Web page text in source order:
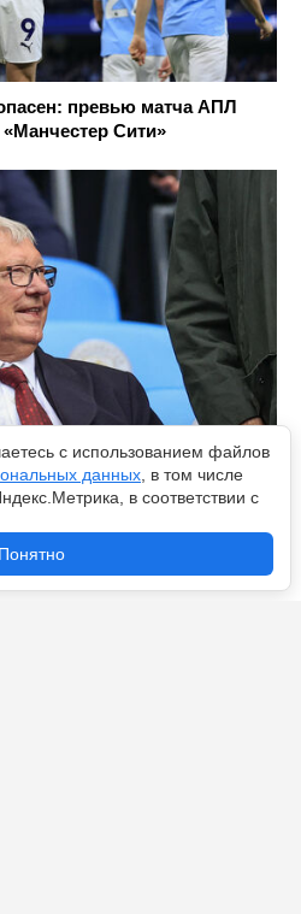
превью матча АПЛ
Сити»
уходил на пенсию:
о легенде «Манчестер
с использованием файлов
данных , в том числе
в соответствии с
Понятно